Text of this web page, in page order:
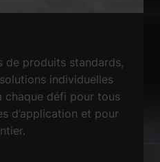
de produits standards,
individuelles
chaque défi pour tous
d’application et pour